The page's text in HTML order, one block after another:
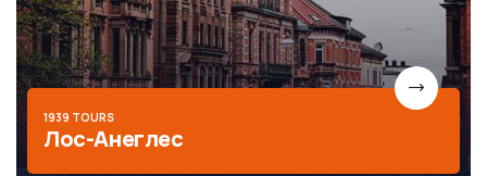
1939 TOURS
Лос-Анеглес